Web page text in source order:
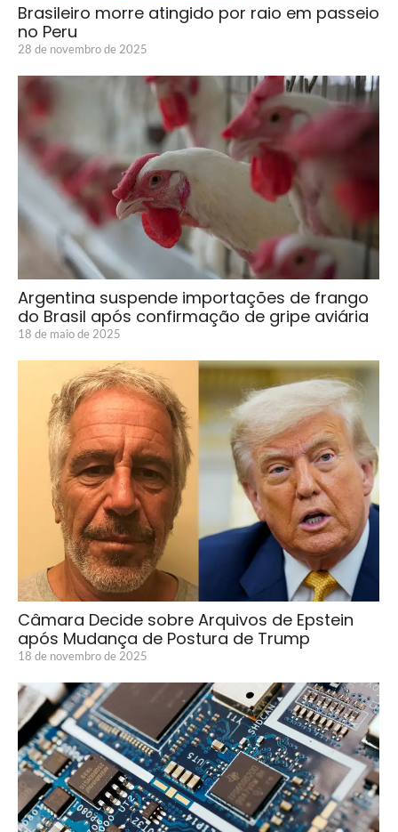
Brasileiro morre atingido por raio em passeio
no Peru
28 de novembro de 2025
Argentina suspende importações de frango
do Brasil após confirmação de gripe aviária
18 de maio de 2025
Câmara Decide sobre Arquivos de Epstein
após Mudança de Postura de Trump
18 de novembro de 2025